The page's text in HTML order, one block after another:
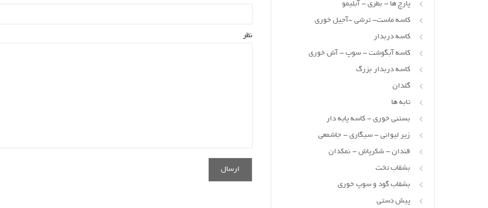
نظر
پارچ ها - بطری - آبلیمو
کاسه ماست- ترشی -آجیل خوری
کاسه دربدار
کاسه آبگوشت - سوپ - آش خوری
کاسه دربدار بزرگ
گلدان
تابه ها
بستنی خوری - کاسه پایه دار
زیر لیوانی - سیگاری - جاشمعی
قندان - شکرپاش - نمکدان
بشقاب تخت
بشقاب گود و سوپ خوری
پیش دستی